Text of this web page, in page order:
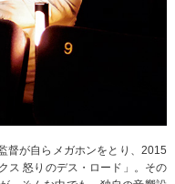
督が自らメガホンをとり、2015
ス 怒りのデス・ロード」。その